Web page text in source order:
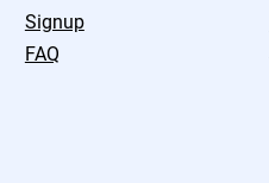
FAQ
Signup